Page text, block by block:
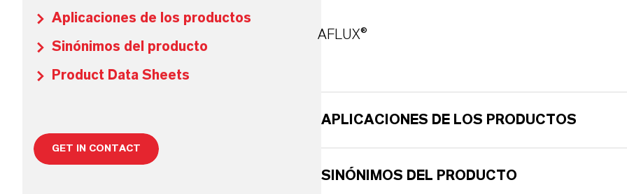
Aplicaciones de los productos
Sinónimos del producto
Product Data Sheets
GET IN CONTACT
AFLUX®
APLICACIONES DE LOS PRODUCTOS
SINÓNIMOS DEL PRODUCTO